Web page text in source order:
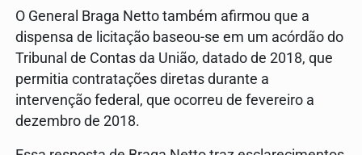
O General Braga Netto também afirmou que a
dispensa de licitação baseou-se em um acórdão do
Tribunal de Contas da União, datado de 2018, que
permitia contratações diretas durante a
intervenção federal, que ocorreu de fevereiro a
dezembro de 2018.